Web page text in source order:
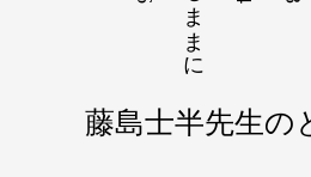
藤島士半先生の